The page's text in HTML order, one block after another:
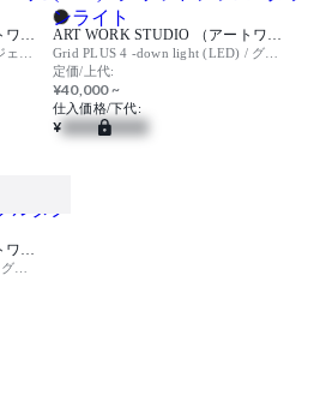
定価/上代:
¥40,000 ~
仕入価格/下代:
¥
ART WORK STUDIO （アートワークスタジオ）
Grid-swingable duct down light / グリッド スウィンガブルダクトダウンライト